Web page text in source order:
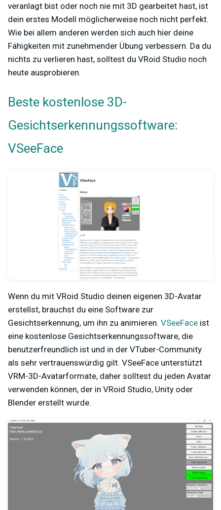
veranlagt bist oder noch nie mit 3D gearbeitet hast, ist
dein erstes Modell möglicherweise noch nicht perfekt.
Wie bei allem anderen werden sich auch hier deine
Fähigkeiten mit zunehmender Übung verbessern. Da du
nichts zu verlieren hast, solltest du VRoid Studio noch
heute ausprobieren.
Beste kostenlose 3D-
Gesichtserkennungssoftware:
VSeeFace
Wenn du mit VRoid Studio deinen eigenen 3D-Avatar
erstellst, brauchst du eine Software zur
Gesichtserkennung, um ihn zu animieren. VSeeFace ist
eine kostenlose Gesichtserkennungssoftware, die
benutzerfreundlich ist und in der VTuber-Community
als sehr vertrauenswürdig gilt. VSeeFace unterstützt
VRM-3D-Avatarformate, daher solltest du jeden Avatar
verwenden können, der in VRoid Studio, Unity oder
Blender erstellt wurde.